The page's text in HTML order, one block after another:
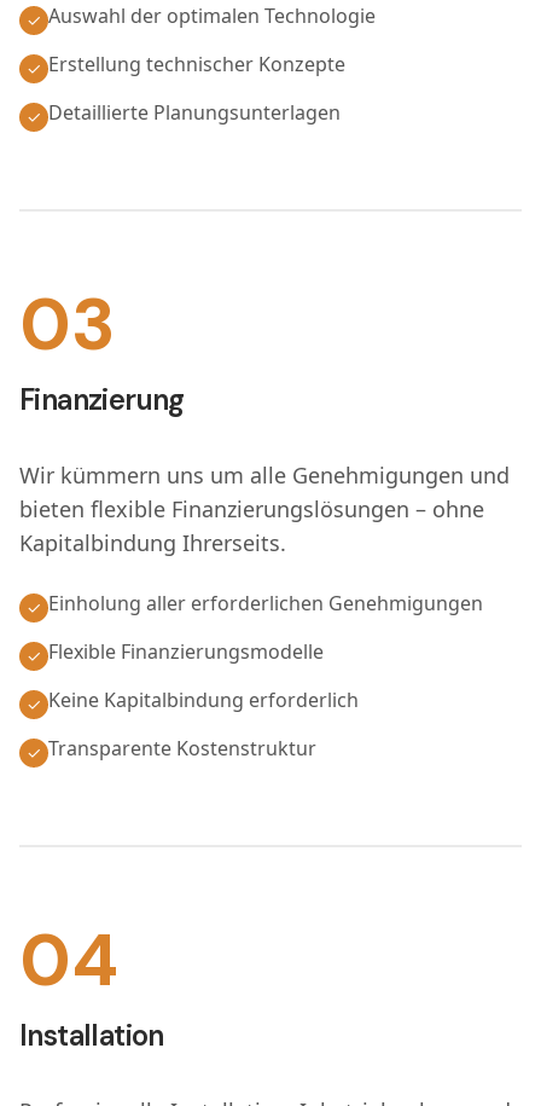
✓ Auswahl der optimalen Technologie
✓ Erstellung technischer Konzepte
✓ Detaillierte Planungsunterlagen
03
Finanzierung
Wir kümmern uns um alle Genehmigungen und
bieten flexible Finanzierungslösungen – ohne
Kapitalbindung Ihrerseits.
✓ Einholung aller erforderlichen Genehmigungen
✓ Flexible Finanzierungsmodelle
✓ Keine Kapitalbindung erforderlich
✓ Transparente Kostenstruktur
04
Installation